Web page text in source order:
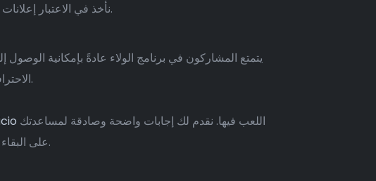
نأخذ في الاعتبار إعلانات الولاء والمزايا الأخرى عند النظر في عروض الكازينوهات المحلية على الإنترنت التي تقدم أموالاً حقيقية.
يتمتع المشاركون في برنامج الولاء عادةً بإمكانية
ألعاب Alive الاحترافية على تقنيات البث المباشر المتقدمة والاستوديوهات الاحترافية لتوفير تجربة كازينو حقيقية.
على البقاء آمنًا. بعض الكازينوهات تقدم ألعاب ماكينات القمار، بالإضافة إلى ألعاب الطاولة مثل البلاك جاك والروليت.